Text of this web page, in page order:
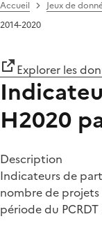
Accueil Jeux de
2014-2020
Explorer les
H2020
Description
Indicateurs de
nombre de
période du